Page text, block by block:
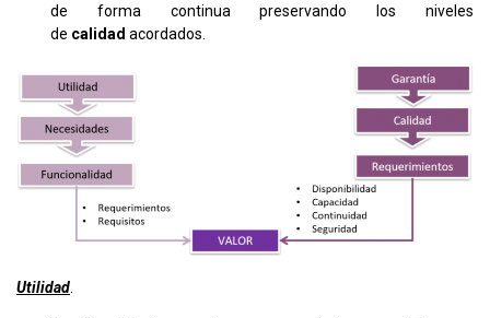
de forma continua preservando los niveles
de calidad acordados.
Utilidad